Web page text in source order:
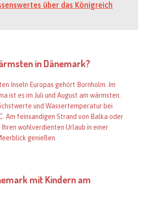
über das Königreich
in Dänemark?
Inseln Europas gehört Bornholm. Im
ist es im Juli und August am wärmsten.
und Wassertemperatur bei
Am feinsandigen Strand von Balka oder
Ihren wohlverdienten Urlaub in einer
genießen.
mit Kindern am